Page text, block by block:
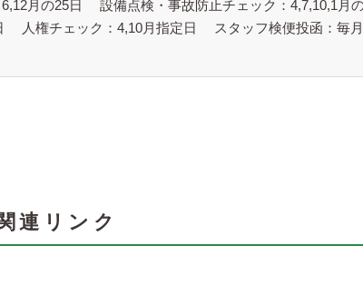
月の25日
設備点検・事故防止チェック：4,7,10,1月
人権チェック：4,10月指定日 スタッフ検便投函：毎
連リンク